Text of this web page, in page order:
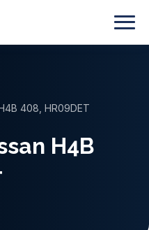
408, HR09DET
H4B